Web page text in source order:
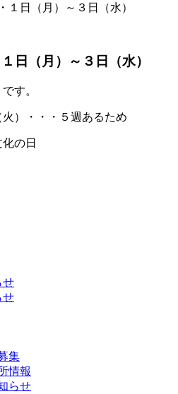
１日（月）～３日（水）
日（月）～３日（水）
す。
）・・・５週あるため
の日
せ
せ
集
情報
らせ